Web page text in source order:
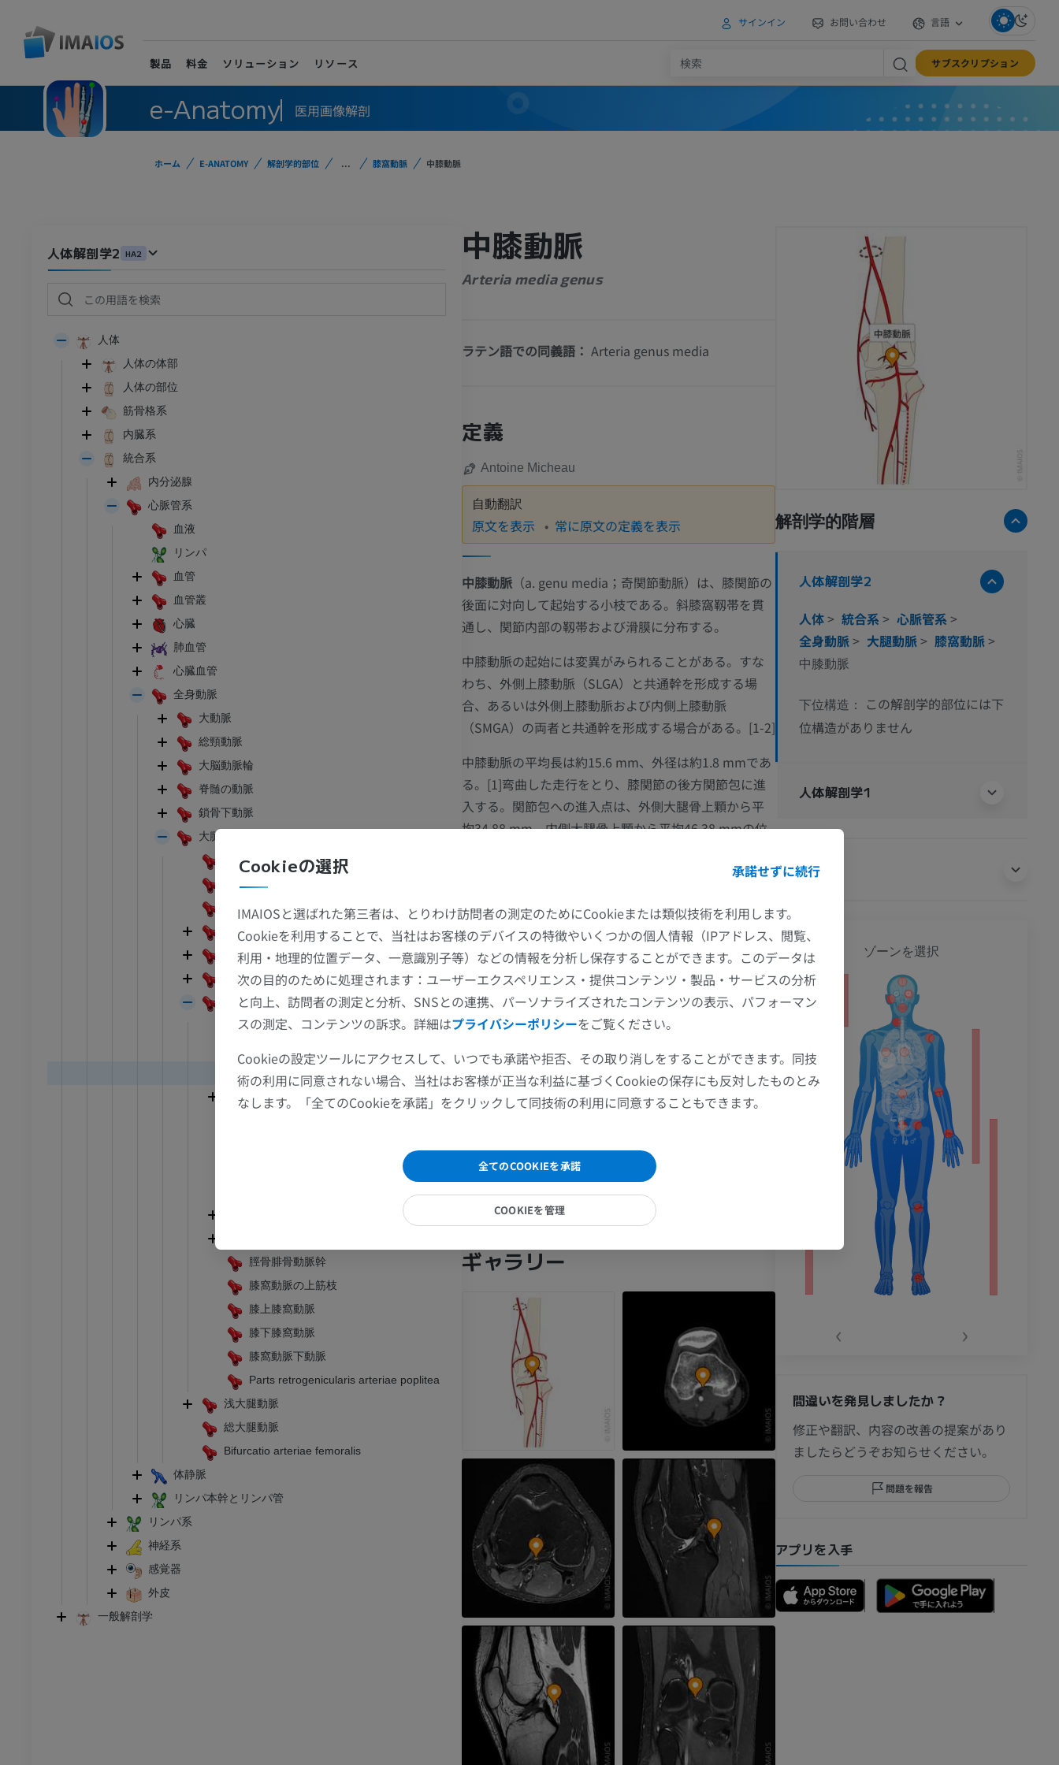
サインイン お問い合わせ 言語
製品 料金 ソリューション リソース サブスクリプション
e-Anatomy 医用画像解剖
ホーム E-ANATOMY 解剖学的部位 ... 膝窩動脈 中膝動脈
人体解剖学2 HA2
人体
人体の体部
人体の部位
筋骨格系
内臓系
統合系
内分泌腺
心脈管系
血液
リンパ
血管
血管叢
心臓
肺血管
心臓血管
全身動脈
大動脈
総頸動脈
大脳動脈輪
脊髄の動脈
鎖骨下動脈
大腿動脈
浅腹壁動脈
浅外陰部動脈
深外陰部動脈
下行膝動脈
大腿深動脈
膝窩動脈
外側上膝動脈
中膝動脈
腓腹動脈
脛骨腓骨動脈幹
膝窩動脈の上筋枝
膝上膝窩動脈
膝下膝窩動脈
膝窩動脈下動脈
Parts retrogenicularis arteriae poplitea
浅大腿動脈
総大腿動脈
Bifurcatio arteriae femoralis
体静脈
リンパ本幹とリンパ管
リンパ系
神経系
感覚器
外皮
一般解剖学
中膝動脈
Arteria media genus
ラテン語での同義語： Arteria genus media
定義
Antoine Micheau
自動翻訳
原文を表示 常に原文の定義を表示
中膝動脈 （a. genu media；奇関節動脈）は、膝関節の
後面に対向して起始する小枝である。斜膝窩靱帯を貫
通し、関節内部の靱帯および滑膜に分布する。
中膝動脈の起始には変異がみられることがある。すな
わち、外側上膝動脈（SLGA）と共通幹を形成する場
合、あるいは外側上膝動脈および内側上膝動脈
（SMGA）の両者と共通幹を形成する場合がある。[1-2]
中膝動脈の平均長は約15.6 mm、外径は約1.8 mmであ
る。[1]弯曲した走行をとり、膝関節の後方関節包に進
入する。関節包への進入点は、外側大腿骨上顆から平
均34.88 mm、内側大腿骨上顆から平均46.38 mmの位
下面から垂直方向に28.73 mmの位置に存在する。[1]
関節包を通過した後、中膝動脈は内側および外側の2本
の小枝に分岐する。
この翻訳に問題がありますか？ 報告する
1. Microsurgical Anatomy of the Extra-Articular Segment of Middle
Genicular Artery.
Blagojević Z, Vukomanović B, Kadija M, et
al.International Orthopaedics. 2015;39(11):2109-15.
Genicular Arteries: A Focus on the Middle Genicular Artery.
Saghir N, Cawley O, Saujani S.The Journal of Knee Surgery.
2015;28(5):417-24. doi:10.1055/s-0035-1549021.
ギャラリー
解剖学的階層
人体解剖学2
人体> 統合系> 心脈管系>
全身動脈> 大腿動脈> 膝窩動脈>
中膝動脈
下位構造：
この解剖学的部位には下
位構造がありません
人体解剖学1
翻訳
足根MRI
MRI
下肢X線
イラストレーション
プレミアム
足根および足部のCT
プレミアム
上肢
上肢MRI
MRI
プレミアム
肩関節MRI
MRI
手関節MRI
MRI
肘関節MRI
プレミアム
イラストレーション
Visible Human Project
下肢
下肢
イラストレーション
プレミアム
下肢X線
X線画像
下肢MRI
MRI
プレミアム
股関節MRI
プレミアム
プレミアム
膝関節CT関節造影
プレミアム
足関節・後足部MRI
MRI
プレミアム
前足MRI
MRI
下肢CTA
CT
プレミアム
ゾーンを選択
‹ ›
間違いを発見しましたか？
修正や翻訳、内容の改善の提案があり
ましたらどうぞお知らせください。
問題を報告
アプリを入手
Cookieの選択 承諾せずに続行
IMAIOSと選ばれた第三者は、とりわけ訪問者の測定のためにCookieまたは類似技術を利用します。
Cookieを利用することで、当社はお客様のデバイスの特徴やいくつかの個人情報（IPアドレス、閲覧、
利用・地理的位置データ、一意識別子等）などの情報を分析し保存することができます。このデータは
次の目的のために処理されます：ユーザーエクスペリエンス・提供コンテンツ・製品・サービスの分析
と向上、訪問者の測定と分析、SNSとの連携、パーソナライズされたコンテンツの表示、パフォーマン
スの測定、コンテンツの訴求。詳細はプライバシーポリシーをご覧ください。
Cookieの設定ツールにアクセスして、いつでも承諾や拒否、その取り消しをすることができます。同技
術の利用に同意されない場合、当社はお客様が正当な利益に基づくCookieの保存にも反対したものとみ
なします。「全てのCookieを承諾」をクリックして同技術の利用に同意することもできます。
全てのCOOKIEを承諾
COOKIEを管理